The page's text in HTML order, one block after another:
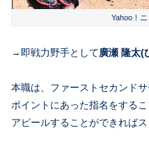
Yahoo！
→即戦力野手として廣瀬 隆太(
本職は、ファーストセカンド
ポイントにあった指名をする
アピールすることができれば